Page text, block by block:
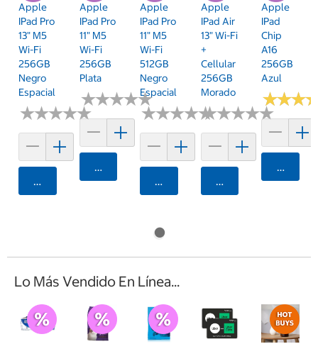
Apple
IPad Pro
13" M5
Wi-Fi
256GB
Negro
Espacial
★★★★★
★★★★★
Agregar
Apple
IPad Pro
11" M5
Wi-Fi
256GB
Plata
★★★★★
★★★★★
Agregar
Apple
IPad Pro
11" M5
Wi-Fi
512GB
Negro
Espacial
★★★★★
★★★★★
Agregar
Apple
IPad Air
13" Wi-Fi
+
Cellular
256GB
Morado
★★★★★
★★★★★
Agregar
Apple
IPad
Chip
A16
256GB
Azul
★★★
★★★
Lo Más Vendido En Línea...